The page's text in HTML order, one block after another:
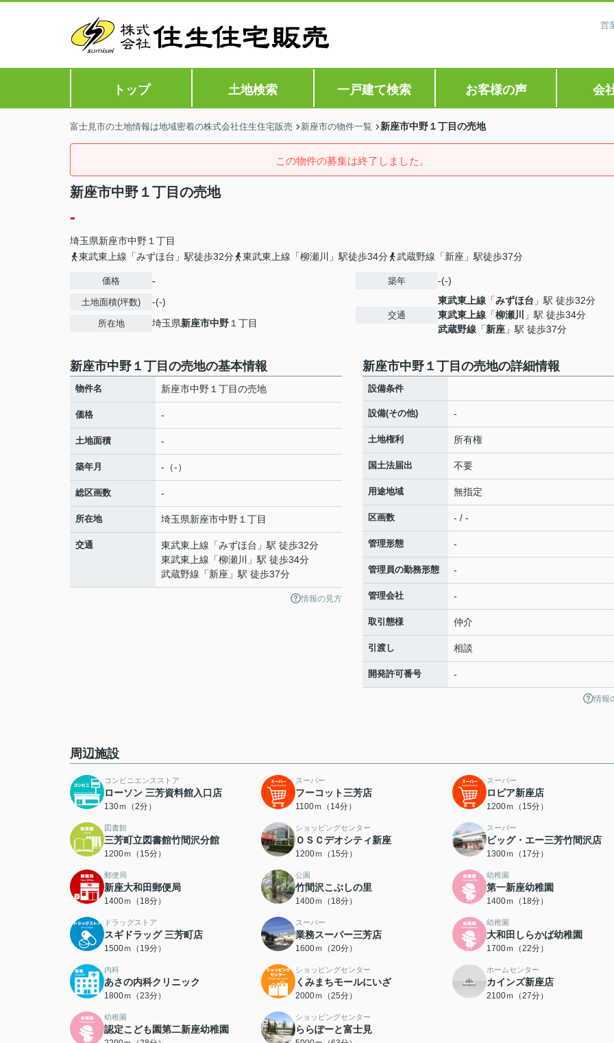
営
トップ 土地検索 一戸建て検索 お客様の声 会
富士見市の土地情報は地域密着の株式会社住生住宅販売 新座市の物件一覧 新座市中野１丁目の売地
この物件の募集は終了しました。
新座市中野１丁目の売地
-
埼玉県新座市中野 １丁目
東武東上線「みずほ台」駅徒歩32分
東武東上線「柳瀬川」駅徒歩34分 武蔵野線「新座」駅徒歩37分
価格 -
土地面積(坪数) -(-)
所在地 埼玉県新座市中野 １丁目
築年 -(-)
交通
東武東上線 「みずほ台 」駅 徒歩32分
東武東上線 「柳瀬川
」駅 徒歩34分
武蔵野線 「新座 」駅 徒歩37分
新座市中野１丁目の売地の基本情報
物件名 新座市中野１丁目の売地
価格 -
土地面積 -
築年月 -（-）
総区画数 -
所在地 埼玉県新座市中野 １丁目
交通 東武東上線 「みずほ台 」駅 徒歩32分
東武東上線 「柳瀬川
」駅 徒歩34分
武蔵野線 「新座 」駅 徒歩37分
情報の見方
新座市中野１丁目の売地の詳細情報
設備条件
設備(その他) -
土地権利 所有権
国土法届出 不要
用途地域 無指定
区画数 - / -
管理形態 -
管理員の勤務形態 -
管理会社 -
取引態様 仲介
引渡し 相談
開発許可番号 -
情報
周辺施設
コンビニエンスストア
ローソン 三芳資料館入口店
130ｍ（2分）
スーパー
フーコット三芳店
1100ｍ（14分）
スーパー
ロピア新座店
1200ｍ（15分）
図書館
三芳町立図書館竹間沢分館
1200ｍ（15分）
ショッピングセンター
ＯＳＣデオシティ新座
1200ｍ（15分）
スーパー
ビッグ・エー三芳竹間沢店
1300ｍ（17分）
郵便局
新座大和田郵便局
1400ｍ（18分）
公園
竹間沢こぶしの里
1400ｍ（18分）
幼稚園
第一新座幼稚園
1400ｍ（18分）
ドラッグストア
スギドラッグ 三芳町店
1500ｍ（19分）
スーパー
業務スーパー三芳店
1600ｍ（20分）
幼稚園
大和田しらかば幼稚園
1700ｍ（22分）
内科
あさの内科クリニック
1800ｍ（23分）
ショッピングセンター
くみまちモールにいざ
2000ｍ（25分）
ホームセンター
カインズ新座店
2100ｍ（27分）
幼稚園
認定こども園第二新座幼稚園
ショッピングセンター
ららぽーと富士見